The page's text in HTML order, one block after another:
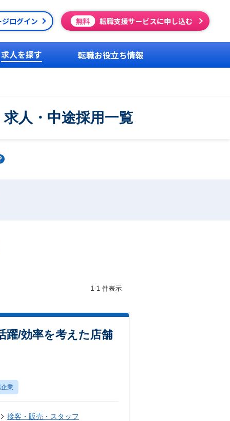
ログイン 無料 転職支援サービスに申し込む
求人を探す 転職お役立ち情報
人・中途採用一覧
1-1 件表示
躍/効率を考えた店舗
企業
接客・販売・スタッフ